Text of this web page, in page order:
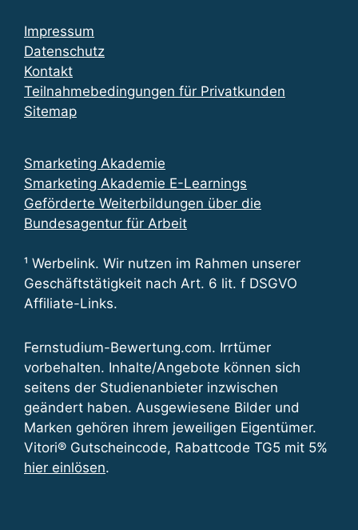
Impressum
Datenschutz
Kontakt
Teilnahmebedingungen für Privatkunden
Sitemap
Smarketing Akademie
Smarketing Akademie E-Learnings
Geförderte Weiterbildungen über die
Bundesagentur für Arbeit
¹ Werbelink. Wir nutzen im Rahmen unserer
Geschäftstätigkeit nach Art. 6 lit. f DSGVO
Affiliate-Links.
Fernstudium-Bewertung.com. Irrtümer
vorbehalten. Inhalte/Angebote können sich
seitens der Studienanbieter inzwischen
geändert haben. Ausgewiesene Bilder und
Marken gehören ihrem jeweiligen Eigentümer.
Vitori® Gutscheincode, Rabattcode TG5 mit 5%
hier einlösen.